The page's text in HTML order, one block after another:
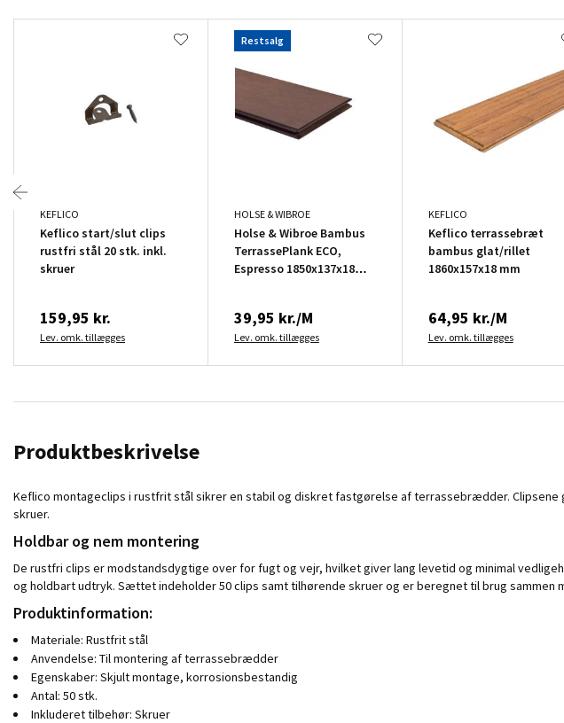
KEFLICO
Keflico start/slut clips
rustfri stål 20 stk. inkl.
skruer
159,95 kr.
Lev. omk. tillægges
Restsalg
HOLSE & WIBROE
Holse & Wibroe Bambus
TerrassePlank ECO,
Espresso 1850x137x18
39,95 kr./M
Lev. omk. tillægges
KEFLICO
Keflico terrassebræt
bambus glat/rillet
1860x157x18 mm
64,95 kr./M
Lev. omk. tillægges
Produktbeskrivelse
Keflico montageclips i rustfrit stål sikrer en stabil og diskret fastgørelse af terrassebrædder.
skruer.
Holdbar og nem montering
De rustfri clips er modstandsdygtige over for fugt og vejr, hvilket giver lang levetid og minimal
og holdbart udtryk. Sættet indeholder 50 clips samt tilhørende skruer og er beregnet til brug
Produktinformation:
Materiale: Rustfrit stål
Anvendelse: Til montering af terrassebrædder
Egenskaber: Skjult montage, korrosionsbestandig
Antal: 50 stk.
Inkluderet tilbehør: Skruer